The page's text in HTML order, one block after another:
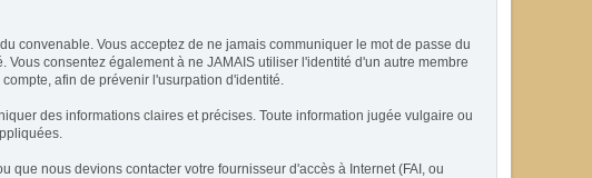
convenable. Vous acceptez de ne jamais communiquer le mot de passe du
consentez également à ne JAMAIS utiliser l'identité d'un autre membre
afin de prévenir l'usurpation d'identité.
des informations claires et précises. Toute information jugée vulgaire ou
nous devions contacter votre fournisseur d'accès à Internet (FAI, ou